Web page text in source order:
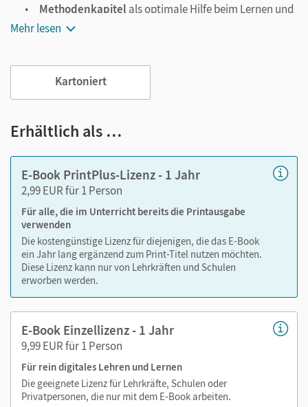
Methodenkapitel als optimale Hilfe beim Lernen und
Vorbereiten
Abiturwissenkompakt und passend zu den
Abituranforderungenzusammengefasst
Aufgaben
Schneller
Wissens-Check-up für effektives
Vorbereiten auf das Abitur
Prüfungsthemen mit digitalen Hilfestellungen und
digitalen Lösungen
Originale Abituraufgabenmit digitalen Lösungen zur
Selbstkontrolle
den digital gestützten Unterricht. Es entlastet Schultaschen
und Rucksäcke und ist jederzeit unkompliziert verfügbar.
Außerdem unterstützt es mit vielen digitalen Funktionen
das Lehren und Lernen:
Notizen erstellen
Mehr lesen
Kartoniert
Erhältlich als …
E-Book PrintPlus-Lizenz - 1 Jahr
2,99 EUR für 1 Person
Für alle, die im Unterricht bereits die Printausgabe
verwenden
Die kostengünstige Lizenz für diejenigen, die das E-Book
ein Jahr lang ergänzend zum Print-Titel nutzen möchten.
Diese Lizenz kann nur von Lehrkräften und Schulen
erworben werden.
E-Book Einzellizenz - 1 Jahr
9,99 EUR für 1 Person
Für rein digitales Lehren und Lernen
Die geeignete Lizenz für Lehrkräfte, Schulen oder
Privatpersonen, die nur mit dem E-Book arbeiten.